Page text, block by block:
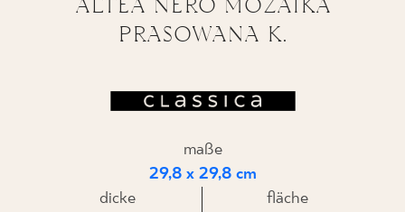
PRASOWANA K.
maße
29,8 x 29,8 cm
dicke
fläche